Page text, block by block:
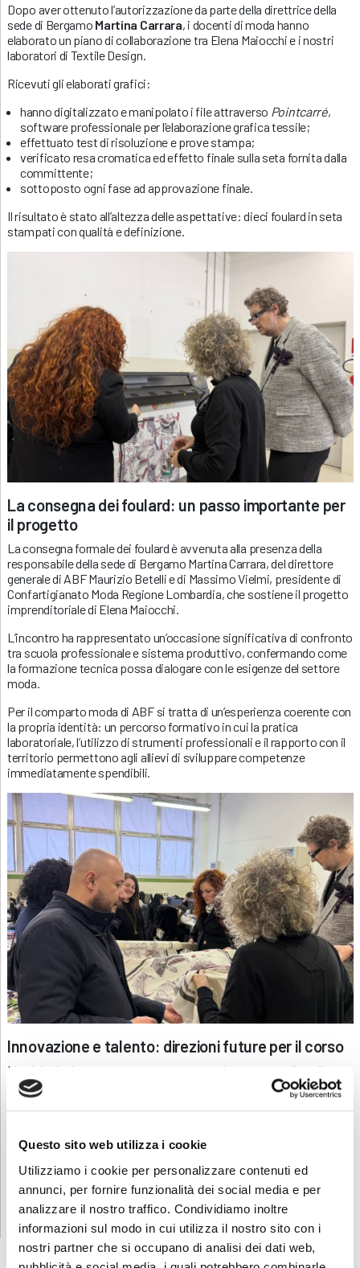
Questo sito web utilizza i cookie
Utilizziamo i cookie per personalizzare contenuti ed
annunci, per fornire funzionalità dei social media e per
analizzare il nostro traffico. Condividiamo inoltre
informazioni sul modo in cui utilizza il nostro sito con i
nostri partner che si occupano di analisi dei dati web,
Dopo aver ottenuto l’autorizzazione da parte della direttrice della
sede di Bergamo Martina Carrara, i docenti di moda hanno
elaborato un piano di collaborazione tra Elena Maiocchi e i nostri
laboratori di Textile Design.
Ricevuti gli elaborati grafici:
hanno digitalizzato e manipolato i file attraverso Pointcarré,
software professionale per l’elaborazione grafica tessile;
effettuato test di risoluzione e prove stampa;
verificato resa cromatica ed effetto finale sulla seta fornita dalla
committente;
sottoposto ogni fase ad approvazione finale.
Il risultato è stato all’altezza delle aspettative: dieci foulard in seta
stampati con qualità e definizione.
La consegna dei foulard: un passo importante per
il progetto
La consegna formale dei foulard è avvenuta alla presenza della
responsabile della sede di Bergamo Martina Carrara, del direttore
generale di ABF Maurizio Betelli e di Massimo Vielmi, presidente di
Confartigianato Moda Regione Lombardia, che sostiene il progetto
imprenditoriale di Elena Maiocchi.
L’incontro ha rappresentato un’occasione significativa di confronto
tra scuola professionale e sistema produttivo, confermando come
la formazione tecnica possa dialogare con le esigenze del settore
moda.
Per il comparto moda di ABF si tratta di un’esperienza coerente con
la propria identità: un percorso formativo in cui la pratica
laboratoriale, l’utilizzo di strumenti professionali e il rapporto con il
territorio permettono agli allievi di sviluppare competenze
immediatamente spendibili.
Innovazione e talento: direzioni future per il corso
L’attività ha inoltre aperto nuove prospettive progettuali per il
corso, grazie al lavoro di ricerca e sviluppo portato avanti dalla
docente di Textile Design Daniela Valenti.
un foulard ideato dai migliori allievi del corso di moda, che integrerà
valorizzare talento, competenze tecniche e identità professionale.
Continua a seguirci per vedere come il talento dei nostri allievi
prende forma in ogni progetto, ogni giorno!